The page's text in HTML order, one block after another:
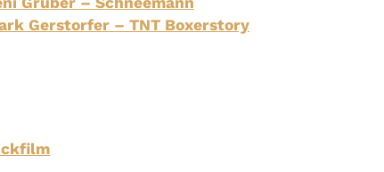
Gerstorfer – TNT Boxerstory